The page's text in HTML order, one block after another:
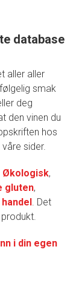
database
aller aller
smak
deg
den vinen du
hos
sider.
Økologisk,
gluten,
. Det
i din egen